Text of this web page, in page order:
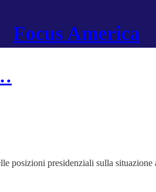
Focus America
presidenziali sulla